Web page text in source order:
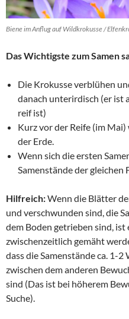
Biene im Anflug auf Wildkrokusse /
Das Wichtigste zum Samen
Die Krokusse verblühen
danach unterirdisch (er ist
reif ist)
Kurz vor der Reife (im Mai)
der Erde.
Wenn sich die ersten
Samenstände der gleichen
Hilfreich:Wenn die Blätter
und verschwunden sind, die
dem Boden getrieben sind,
zwischenzeitlich gemäht
dass die Samenstände ca. 1-
zwischen dem anderen
sind (Das ist bei höherem
Suche).